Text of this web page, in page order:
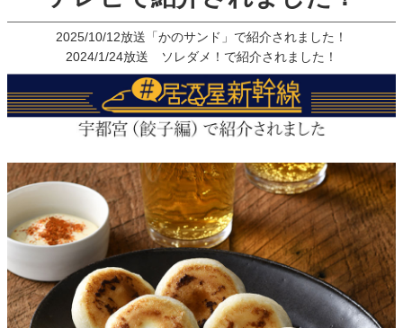
2025/10/12放送「かのサンド」で紹介されました！
2024/1/24放送 ソレダメ！で紹介されました！